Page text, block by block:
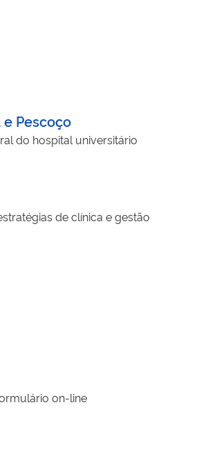
Pescoço
do hospital universitário
de clínica e gestão
on-line